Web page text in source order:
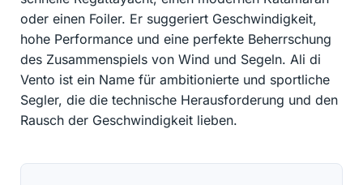
oder einen Foiler. Er suggeriert Geschwindigkeit,
hohe Performance und eine perfekte Beherrschung
des Zusammenspiels von Wind und Segeln. Ali di
Vento ist ein Name für ambitionierte und sportliche
Segler, die die technische Herausforderung und den
Rausch der Geschwindigkeit lieben.